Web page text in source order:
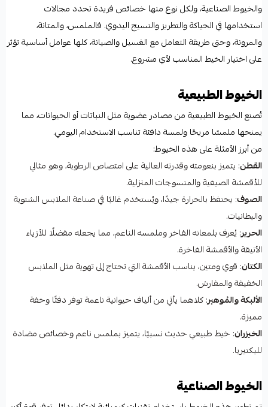
والخيوط الصناعية، ولكل نوع منها خصائص فريدة تحدد مجالات
استخدامها في الحياكة والتطريز والنسيج اليدوي. فالملمس، والمتانة،
والمرونة، وحتى طريقة التعامل مع الغسيل والصيانة، كلها عوامل أساسية تؤثر
على اختيار الخيط المناسب لأي مشروع.
الخيوط الطبيعية
تُصنع الخيوط الطبيعية من مصادر عضوية مثل النباتات أو الحيوانات، مما
يمنحها ملمسًا مريحًا ولمسة دافئة تناسب الاستخدام اليومي.
من أبرز الأمثلة على هذه الخيوط:
القطن: يتميز بنعومته وقدرته العالية على امتصاص الرطوبة، وهو مثالي
للأقمشة الصيفية والمنسوجات المنزلية.
الصوف: يحتفظ بالحرارة جيدًا، ويُستخدم غالبًا في صناعة الملابس الشتوية
والبطانيات.
الحرير: يُعرف بلمعانه الفاخر وملمسه الناعم، مما يجعله مفضلًا للأزياء
الأنيقة والأقمشة الفاخرة.
الكتان: قوي ومتين، يناسب الأقمشة التي تحتاج إلى تهوية مثل الملابس
الخفيفة والمفارش.
الألبكة والمُوهير: كلاهما يأتي من ألياف حيوانية ناعمة توفر دفئًا وخفة
مميزة.
الخيزران: خيط طبيعي حديث نسبيًا، يتميز بملمس ناعم وخصائص مضادة
للبكتيريا.
الخيوط الصناعية